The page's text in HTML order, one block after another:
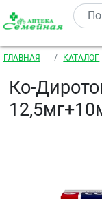
Перейти к
Строка
ГЛАВНАЯ КАТАЛОГ
Ко-